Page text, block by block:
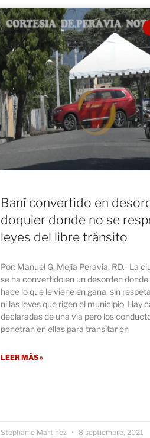
Baní convertido en
doquier donde no se
leyes del libre tránsito
Por: Manuel G. Mejía Peravia, RD.- La
se ha convertido en un desorden
hace lo que le viene en gana, sin
ni las leyes que rigen el municipio. Hay
declaradas de una vía pero los
penetran en ellas para transitar en
LEER MÁS »
Stephanie Martinez 8 septiembre, 2021